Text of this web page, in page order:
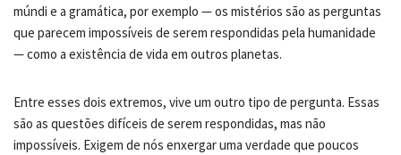
múndi e a gramática, por exemplo — os mistérios são as perguntas
que parecem impossíveis de serem respondidas pela humanidade
— como a existência de vida em outros planetas.
Entre esses dois extremos, vive um outro tipo de pergunta. Essas
são as questões difíceis de serem respondidas, mas não
impossíveis. Exigem de nós enxergar uma verdade que poucos